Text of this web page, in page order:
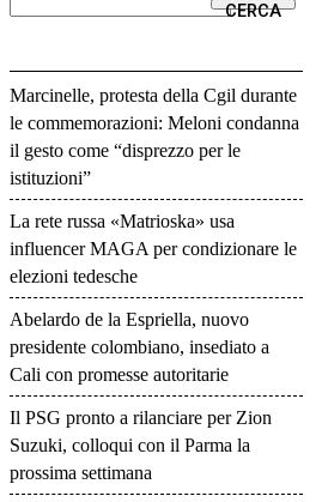
CERCA
Marcinelle, protesta della Cgil durante
le commemorazioni: Meloni condanna
il gesto come “disprezzo per le
istituzioni”
La rete russa «Matrioska» usa
influencer MAGA per condizionare le
elezioni tedesche
Abelardo de la Espriella, nuovo
presidente colombiano, insediato a
Cali con promesse autoritarie
Il PSG pronto a rilanciare per Zion
Suzuki, colloqui con il Parma la
prossima settimana